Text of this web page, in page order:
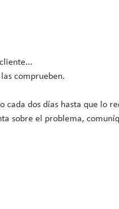
comprueben.
dos días hasta que lo
sobre el problema,